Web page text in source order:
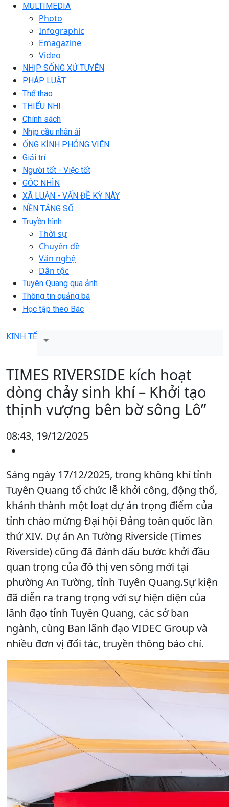
MULTIMEDIA
Photo
Infographic
Emagazine
Video
NHỊP SỐNG XỨ TUYÊN
PHÁP LUẬT
Thể thao
THIẾU NHI
Chính sách
Nhịp cầu nhân ái
ỐNG KÍNH PHÓNG VIÊN
Giải trí
Người tốt - Việc tốt
GÓC NHÌN
XÃ LUẬN - VẤN ĐỀ KỲ NÀY
NỀN TẢNG SỐ
Truyền hình
Thời sự
Chuyên đề
Văn nghệ
Dân tộc
Tuyên Quang qua ảnh
Thông tin quảng bá
Học tập theo Bác
KINH TẾ
TIMES RIVERSIDE kích hoạt
dòng chảy sinh khí – Khởi tạo
thịnh vượng bên bờ sông Lô”
08:43, 19/12/2025
Sáng ngày 17/12/2025, trong không khí tỉnh
Tuyên Quang tổ chức lễ khởi công, động thổ,
khánh thành một loạt dự án trọng điểm của
tỉnh chào mừng Đại hội Đảng toàn quốc lần
thứ XIV. Dự án An Tường Riverside (Times
Riverside) cũng đã đánh dấu bước khởi đầu
quan trọng của đô thị ven sông mới tại
phường An Tường, tỉnh Tuyên Quang.Sự kiện
đã diễn ra trang trọng với sự hiện diện của
lãnh đạo tỉnh Tuyên Quang, các sở ban
ngành, cùng Ban lãnh đạo VIDEC Group và
nhiều đơn vị đối tác, truyền thông báo chí.